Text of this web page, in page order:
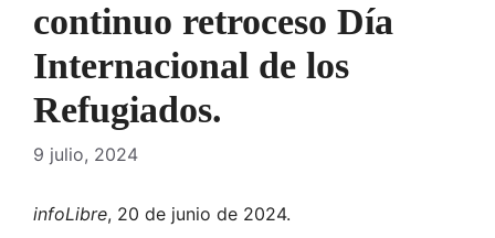
continuo retroceso Día
Internacional de los
Refugiados.
9 julio, 2024
infoLibre, 20 de junio de 2024.